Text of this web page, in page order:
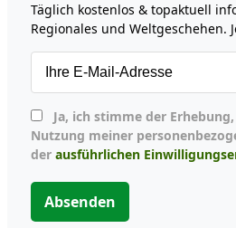
Täglich kostenlos & topaktuell
Regionales und Weltgeschehen.
Nutzung meiner
der ausführlichen
Absenden